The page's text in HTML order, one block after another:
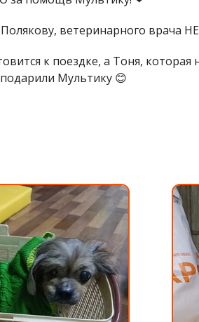
ветеринарного врача
к поездке, а Тоня,
Мультику 😊